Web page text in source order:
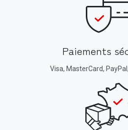
Paiements
Visa, MasterCard,